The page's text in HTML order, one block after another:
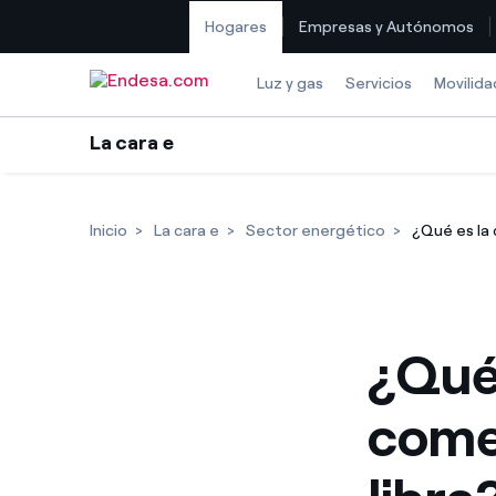
Hogares Empresas y Autónomos
Luz y gas Servicios
La cara e
Inicio La cara e Sector energético ¿Qué es